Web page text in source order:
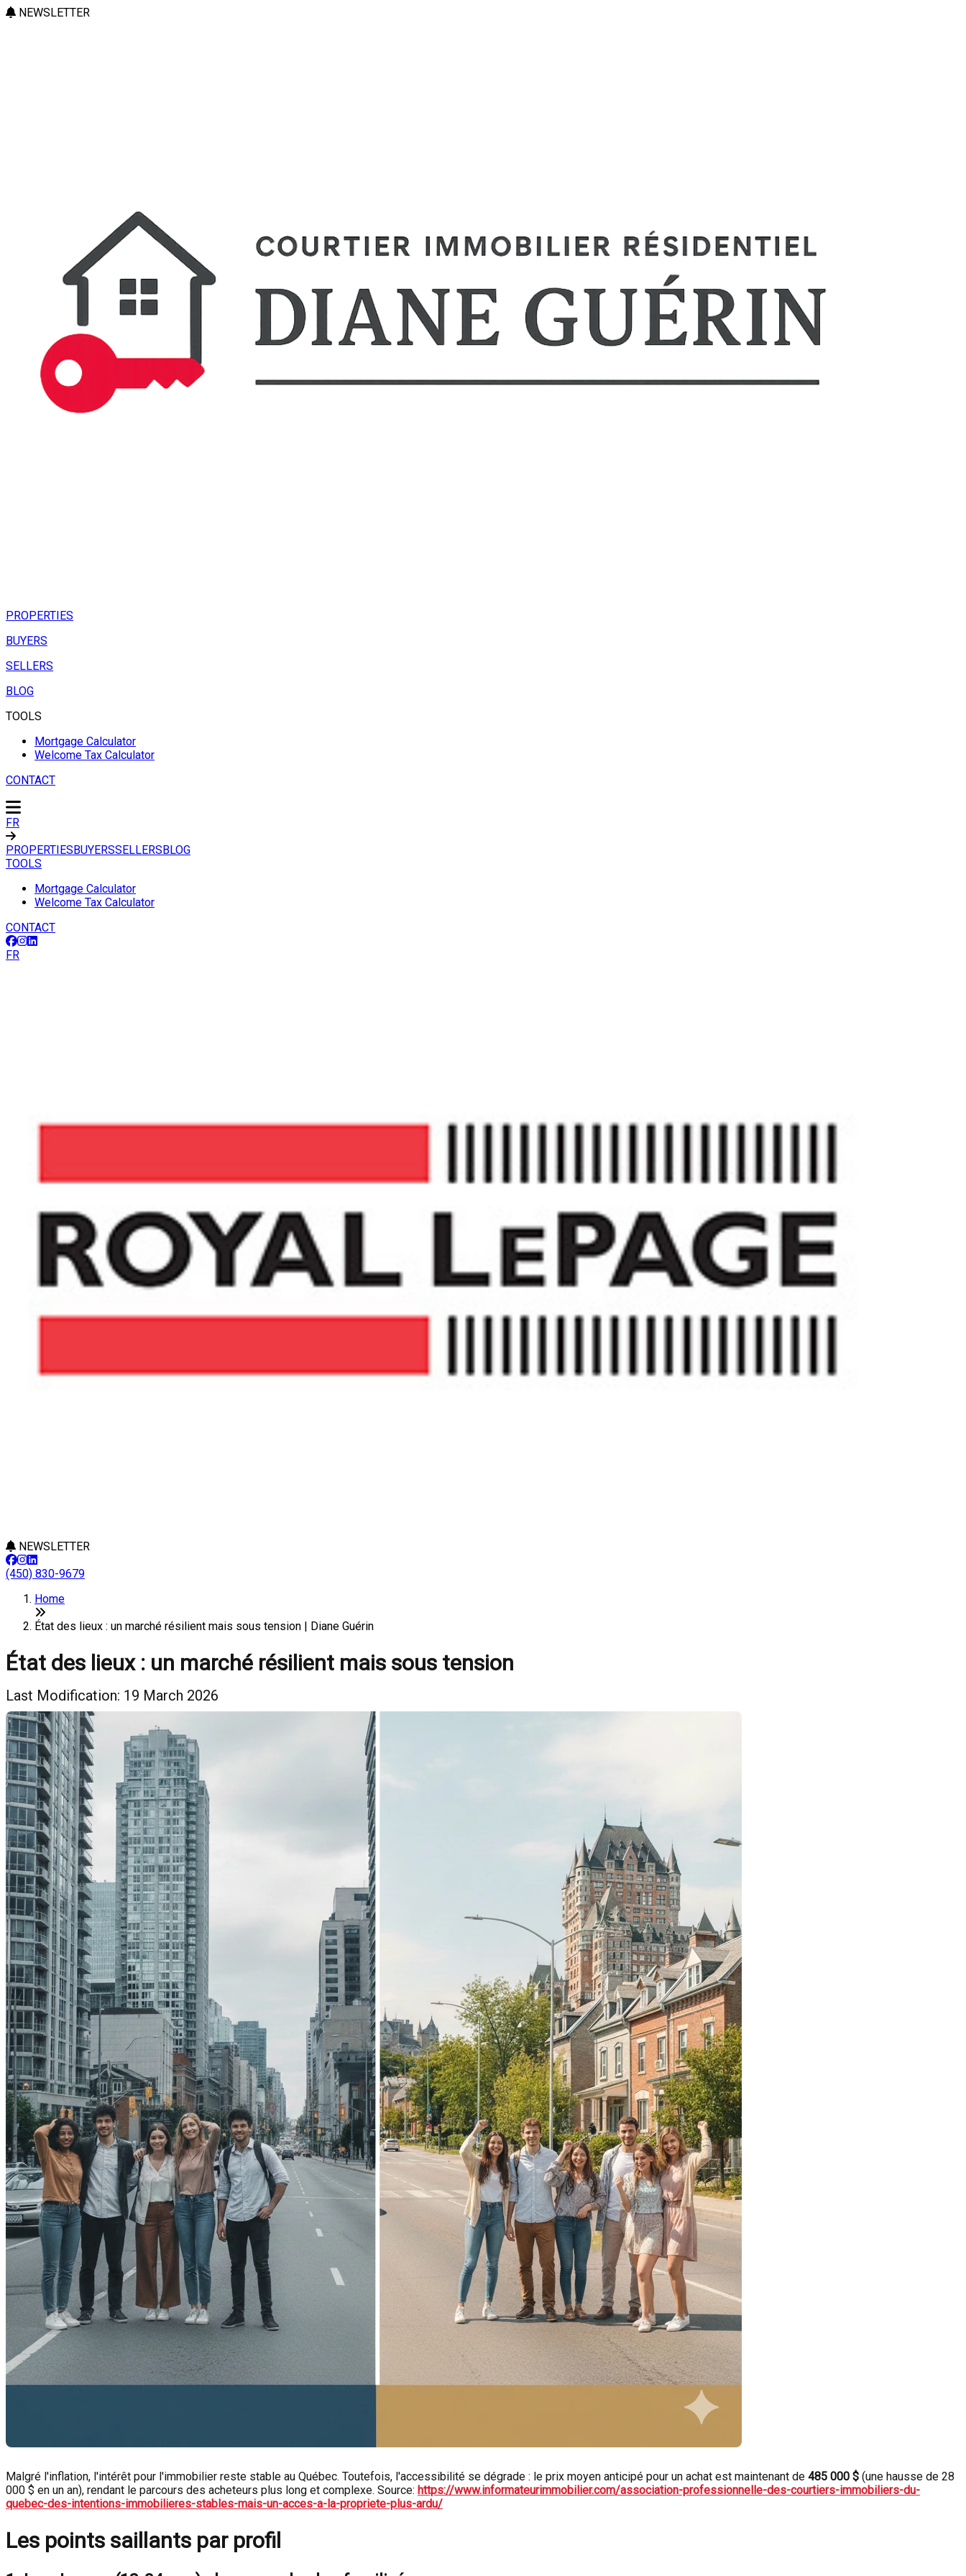
NEWSLETTER
PROPERTIES
BUYERS
SELLERS
BLOG
TOOLS
Mortgage Calculator
Welcome Tax Calculator
CONTACT
FR
PROPERTIESBUYERSSELLERSBLOG
TOOLS
Mortgage Calculator
Welcome Tax Calculator
CONTACT
FR
NEWSLETTER
(450) 830-9679
Home
État des lieux : un marché résilient mais sous tension | Diane Guérin
État des lieux : un marché résilient mais sous tension
Last Modification: 19 March 2026
Malgré l'inflation, l'intérêt pour l'immobilier reste stable au Québec. Toutefois, l'accessibilité se dégrade : le prix moyen anticipé pour un achat est maintenant de 485 000 $ (une hausse de 28
000 $ en un an), rendant le parcours des acheteurs plus long et complexe. Source: https://www.informateurimmobilier.com/association-professionnelle-des-courtiers-immobiliers-du-
quebec-des-intentions-immobilieres-stables-mais-un-acces-a-la-propriete-plus-ardu/
Les points saillants par profil